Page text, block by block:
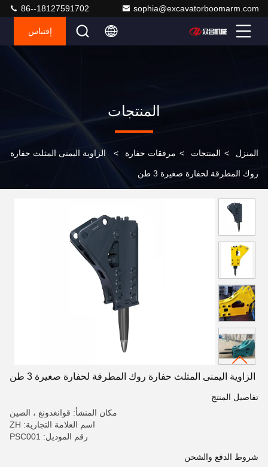
sophia@excavatorboomarm.com
86--18127591702
إقتباس
المنتجات
المنزل > المنتجات > مرفقات حفارة > الزاوية اليمنى المثلث حفارة
روك المطرقة لحفارة صغيرة 3 طن
الزاوية اليمنى المثلث حفارة روك المطرقة لحفارة صغيرة 3 طن
تفاصيل المنتج
مكان المنشأ: قوانغدونغ ، الصين
اسم العلامة التجارية: ZH
رقم الموديل: PSC001
شروط الدفع والشحن